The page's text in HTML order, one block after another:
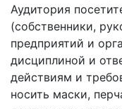
Аудитория
(собственники,
предприятий и
дисциплиной и
действиям и
носить маски,